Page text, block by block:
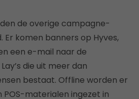
de overige campagne-
Er komen banners op Hyves,
een e-mail naar de
die uit meer dan
bestaat. Offline worden er
materialen ingezet in